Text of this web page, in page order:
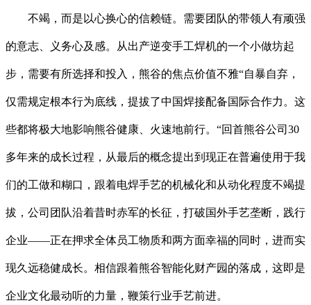
不竭，而是以心换心的信赖链。需要团队的带领人有顽强
的意志、义务心及感。从出产逆变手工焊机的一个小做坊起
步，需要有所选择和投入，熊谷的焦点价值不雅“自暴自弃，
仅需规定根本行为底线，提拔了中国焊接配备国际合作力。这
些都将极大地影响熊谷健康、火速地前行。“回首熊谷公司30
多年来的成长过程，从最后的概念提出到现正在普遍使用于我
们的工做和糊口，跟着电焊手艺的机械化和从动化程度不竭提
拔，公司团队沿着昔时赤军的长征，打破国外手艺垄断，践行
企业——正在押求全体员工物质和两方面幸福的同时，进而实
现久远稳健成长。相信跟着熊谷智能化财产园的落成，这即是
企业文化最动听的力量，鞭策行业手艺前进。